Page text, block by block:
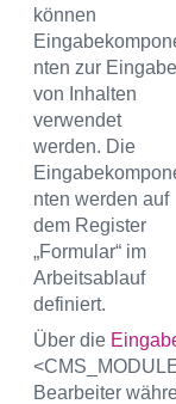
können
nten zur Eingabe
von Inhalten
verwendet
werden. Die
nten werden auf
dem Register
„Formular“ im
Arbeitsablauf
definiert.
Über die
Bearbeiter